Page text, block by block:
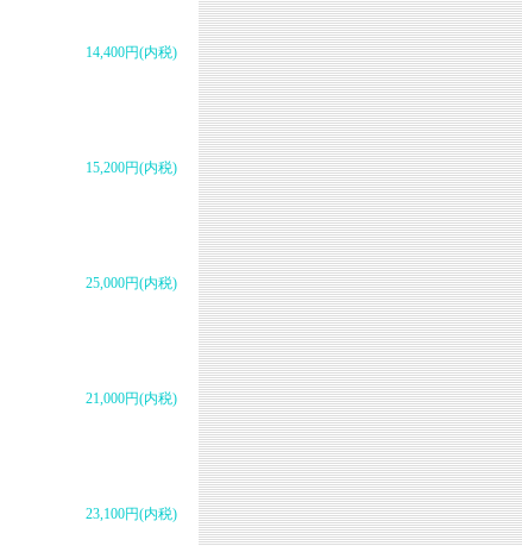
14,400円(内税)
15,200円(内税)
25,000円(内税)
21,000円(内税)
23,100円(内税)